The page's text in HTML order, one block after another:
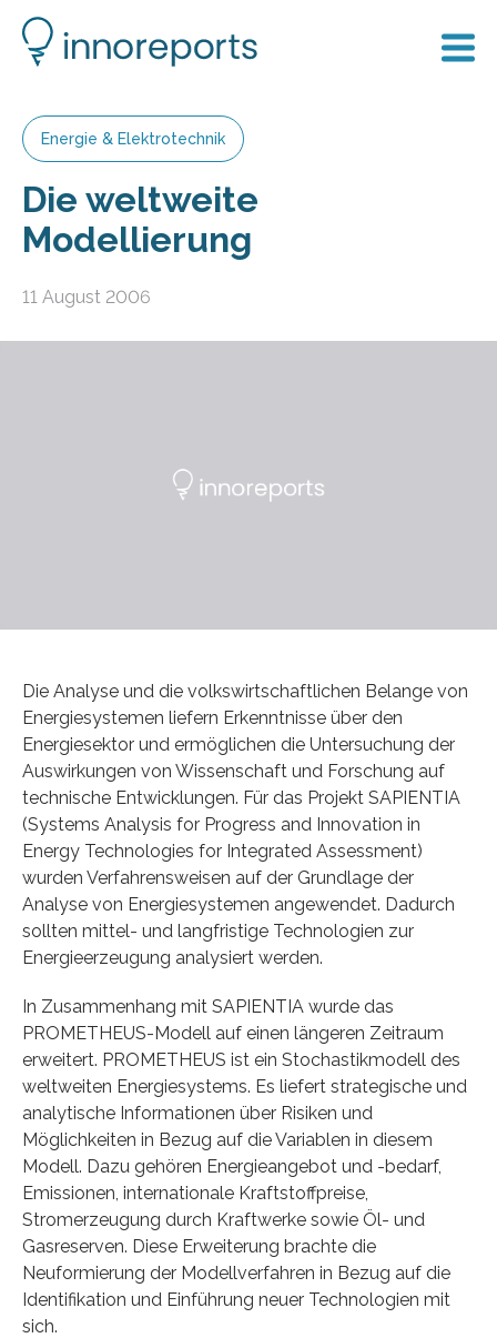
Energie & Elektrotechnik
Die weltweite
Modellierung
11 August 2006
Die Analyse und die volkswirtschaftlichen Belange von
Energiesystemen liefern Erkenntnisse über den
Energiesektor und ermöglichen die Untersuchung der
Auswirkungen von Wissenschaft und Forschung auf
technische Entwicklungen. Für das Projekt SAPIENTIA
(Systems Analysis for Progress and Innovation in
Energy Technologies for Integrated Assessment)
wurden Verfahrensweisen auf der Grundlage der
Analyse von Energiesystemen angewendet. Dadurch
sollten mittel- und langfristige Technologien zur
Energieerzeugung analysiert werden.
In Zusammenhang mit SAPIENTIA wurde das
PROMETHEUS-Modell auf einen längeren Zeitraum
erweitert. PROMETHEUS ist ein Stochastikmodell des
weltweiten Energiesystems. Es liefert strategische und
analytische Informationen über Risiken und
Möglichkeiten in Bezug auf die Variablen in diesem
Modell. Dazu gehören Energieangebot und -bedarf,
Emissionen, internationale Kraftstoffpreise,
Stromerzeugung durch Kraftwerke sowie Öl- und
Gasreserven. Diese Erweiterung brachte die
Neuformierung der Modellverfahren in Bezug auf die
Identifikation und Einführung neuer Technologien mit
sich.